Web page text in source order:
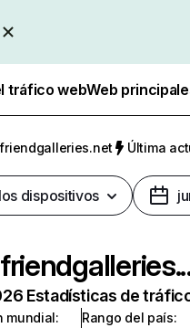
tráfico webWeb
Última
dispositivos
Estadísticas de
mundial:
Rango del país: